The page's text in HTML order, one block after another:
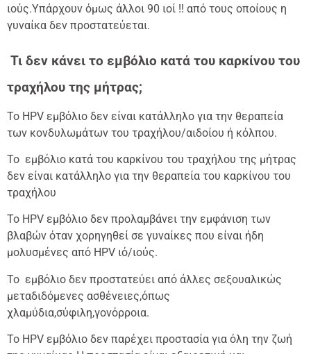
ιούς.Υπάρχουν όμως άλλοι 90 ιοί !! από τους οποίους η
γυναίκα δεν προστατεύεται.
Τι δεν κάνει το εμβόλιο κατά του καρκίνου του
τραχήλου της μήτρας;
Το HPV εμβόλιο δεν είναι κατάλληλο για την θεραπεία
των κονδυλωμάτων του τραχήλου/αιδοίου ή κόλπου.
Το εμβόλιο κατά του καρκίνου του τραχήλου της μήτρας
δεν είναι κατάλληλο για την θεραπεία του καρκίνου του
τραχήλου
Το HPV εμβόλιο δεν προλαμβάνει την εμφάνιση των
βλαβών όταν χορηγηθεί σε γυναίκες που είναι ήδη
μολυσμένες από HPV ιό/ιούς.
Το εμβόλιο δεν προστατεύει από άλλες σεξουαλικώς
μεταδιδόμενες ασθένειες,όπως
χλαμύδια,σύφιλη,γονόρροια.
Το HPV εμβόλιο δεν παρέχει προστασία για όλη την ζωή